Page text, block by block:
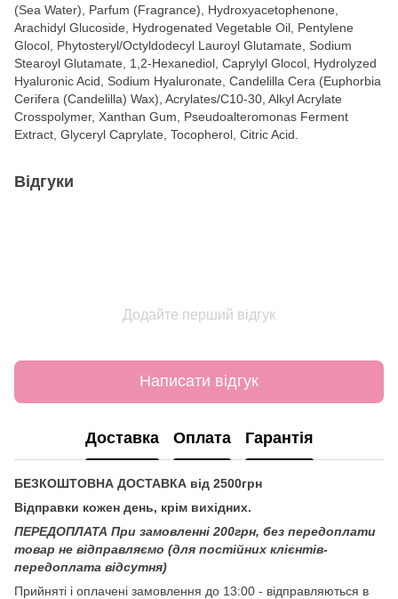
(Sea Water), Parfum (Fragrance), Hydroxyacetophenone,
Arachidyl Glucoside, Hydrogenated Vegetable Oil, Pentylene
Glocol, Phytosteryl/Octyldodecyl Lauroyl Glutamate, Sodium
Stearoyl Glutamate, 1,2-Hexanediol, Caprylyl Glocol, Hydrolyzed
Hyaluronic Acid, Sodium Hyaluronate, Candelilla Cera (Euphorbia
Cerifera (Candelilla) Wax), Acrylates/C10-30, Alkyl Acrylate
Crosspolymer, Xanthan Gum, Pseudoalteromonas Ferment
Extract, Glyceryl Caprylate, Tocopherol, Citric Acid.
Відгуки
Додайте перший відгук
Написати відгук
Доставка Оплата Гарантія
БЕЗКОШТОВНА ДОСТАВКА від 2500грн
Відправки кожен день, крім вихідних.
ПЕРЕДОПЛАТА При замовленні 200грн, без передоплати
товар не відправляємо (для постійних клієнтів-
передоплата відсутня)
Прийняті і оплачені замовлення до 13:00 - відправляються в